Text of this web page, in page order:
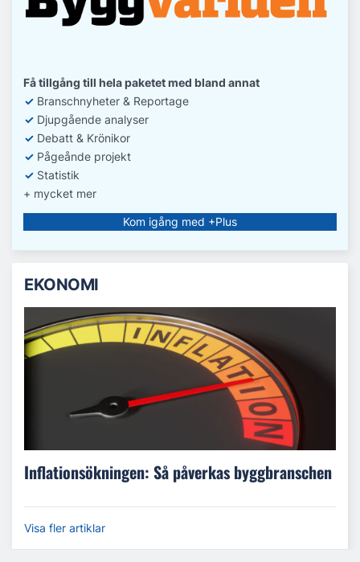
Få tillgång till hela paketet med bland annat
✓ Branschnyheter & Reportage
✓ Djupgående analyser
✓ Debatt & Krönikor
✓ Pågeånde projekt
✓ Statistik
+ mycket mer
Kom igång med +Plus
EKONOMI
Inflationsökningen: Så påverkas byggbranschen
Visa fler artiklar